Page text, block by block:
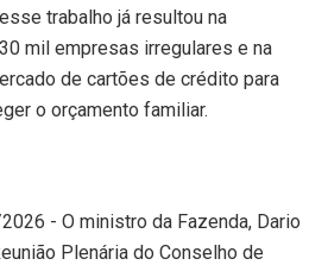
trabalho já resultou na
mil empresas irregulares e na
de cartões de crédito para
o orçamento familiar.